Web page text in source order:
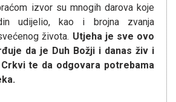
izvor su mnogih darova koje
udijelio, kao i brojna zvanja
života. Utjeha je sve ovo
đuje da je Duh Božji i danas živ i
te da odgovara potrebama